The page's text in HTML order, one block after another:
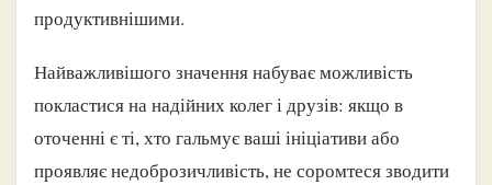
продуктивнішими.
Найважливішого значення набуває можливість
покластися на надійних колег і друзів: якщо в
оточенні є ті, хто гальмує ваші ініціативи або
проявляє недоброзичливість, не соромтеся зводити